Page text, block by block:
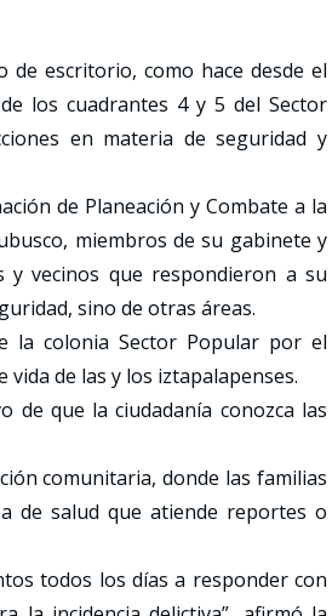
escritorio, como hace desde el
los cuadrantes 4 y 5 del Sector
en materia de seguridad y
de Planeación y Combate a la
miembros de su gabinete y
y vecinos que respondieron a su
sino de otras áreas.
la colonia Sector Popular por el
de las y los iztapalapenses.
de que la ciudadanía conozca las
comunitaria, donde las familias
de salud que atiende reportes o
todos los días a responder con